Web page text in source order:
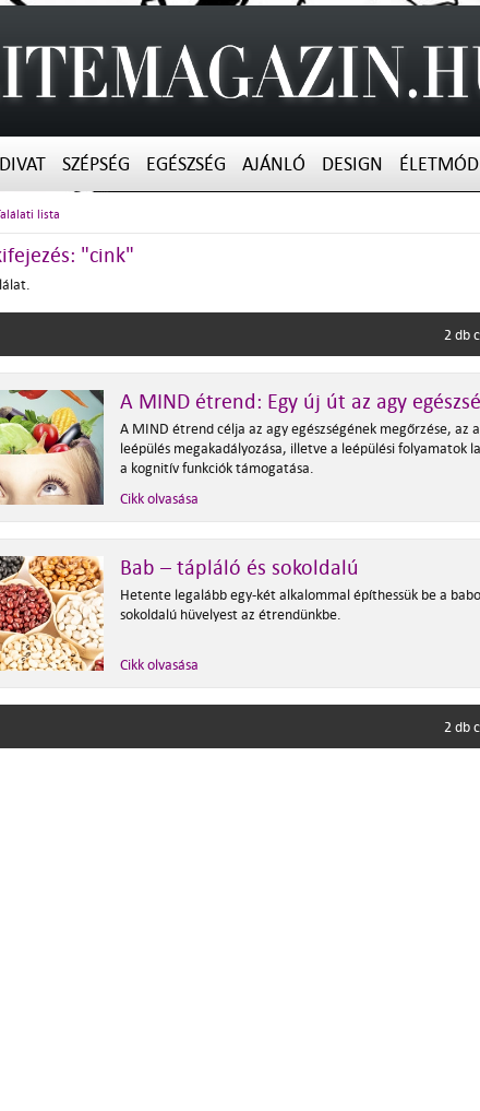
DIVAT SZÉPSÉG EGÉSZSÉG AJÁNLÓ DESIGN ÉLETMÓD
lista
"cink"
2 db
A MIND étrend: Egy új út az agy
A MIND étrend célja az agy egészségének megőrzése, az
leépülés megakadályozása, illetve a leépülési folyamatok
a kognitív funkciók támogatása.
Cikk olvasása
Bab – tápláló és sokoldalú
Hetente legalább egy-két alkalommal építhessük be a
sokoldalú hüvelyest az étrendünkbe.
Cikk olvasása
2 db